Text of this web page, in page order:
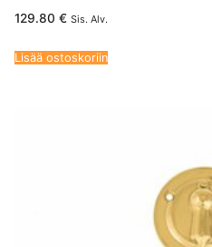
129.80 € Sis. Alv.
Lisää ostoskoriin